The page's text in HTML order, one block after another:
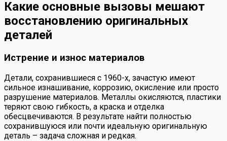
Какие основные вызовы мешают
восстановлению оригинальных
деталей
Истрение и износ материалов
Детали, сохранившиеся с 1960-х, зачастую имеют
сильное изнашивание, коррозию, окисление или просто
разрушение материалов. Металлы окисляются, пластики
теряют свою гибкость, а краска и отделка
обесцвечиваются. В результате найти полностью
сохранившуюся или почти идеальную оригинальную
деталь – задача сложная и редкая.